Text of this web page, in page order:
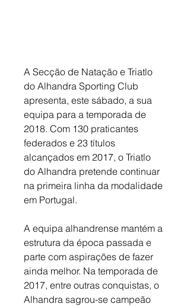
A Secção de Natação e Triatlo
do Alhandra Sporting Club
apresenta, este sábado, a sua
equipa para a temporada de
2018. Com 130 praticantes
federados e 23 títulos
alcançados em 2017, o Triatlo
do Alhandra pretende continuar
na primeira linha da modalidade
em Portugal.
A equipa alhandrense mantém a
estrutura da época passada e
parte com aspirações de fazer
ainda melhor. Na temporada de
2017, entre outras conquistas, o
Alhandra sagrou-se campeão